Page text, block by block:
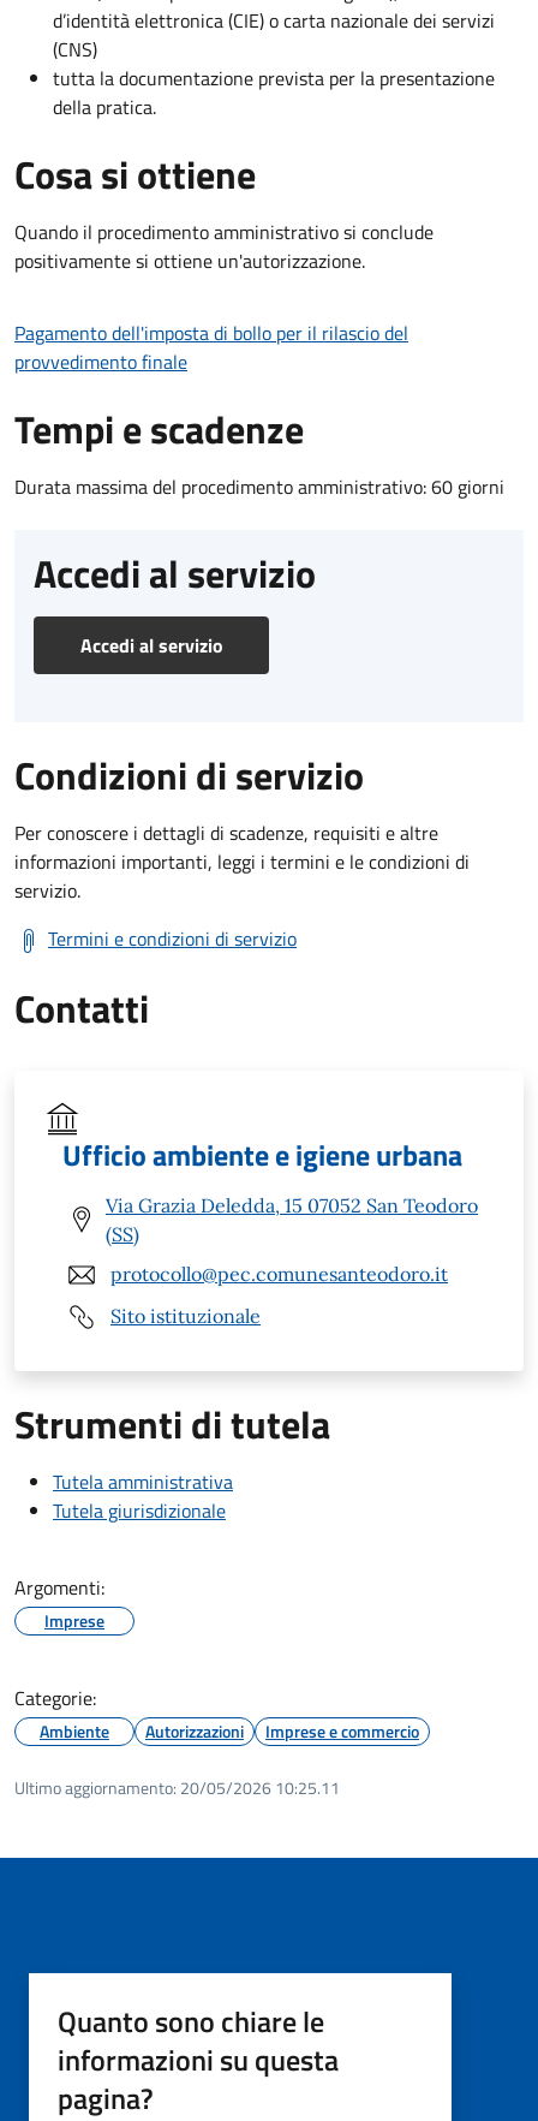
d’identità elettronica (CIE) o carta nazionale dei servizi
(CNS)
tutta la documentazione prevista per la presentazione
della pratica.
Cosa si ottiene
Quando il procedimento amministrativo si conclude
positivamente si ottiene un'autorizzazione.
Pagamento dell'imposta di bollo per il rilascio del
provvedimento finale
Tempi e scadenze
Durata massima del procedimento amministrativo: 60 giorni
Accedi al servizio
Accedi al servizio
Condizioni di servizio
Per conoscere i dettagli di scadenze, requisiti e altre
informazioni importanti, leggi i termini e le condizioni di
servizio.
Termini e condizioni di servizio
Contatti
Ufficio ambiente e igiene urbana
Via Grazia Deledda, 15 07052 San Teodoro
(SS)
protocollo@pec.comunesanteodoro.it
Sito istituzionale
Strumenti di tutela
Tutela amministrativa
Tutela giurisdizionale
Argomenti:
Imprese
Categorie:
Ambiente Autorizzazioni Imprese e commercio
Ultimo aggiornamento: 20/05/2026 10:25.11
Quanto sono chiare le
informazioni su questa
pagina?